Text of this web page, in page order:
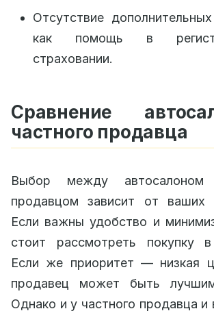
Отсутствие
как помощь в
страховании.
Сравнение
частного продавца
Выбор между
продавцом зависит от ваших
Если важны удобство и
стоит рассмотреть покупку в
Если же приоритет — низкая
продавец может быть
Однако и у частного продавца и